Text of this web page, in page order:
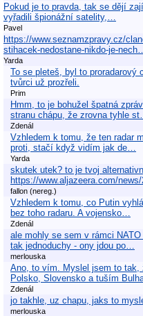
Pokud je to pravda, tak se dějí
vyřadili špionážní satelity,…
Pavel
https://www.seznamzpravy.cz/
stihacek-nedostane-nikdo-je-nech…
Yarda
To se pleteš, byl to proradarový
tvůrci už prozřeli.
Prim
Hmm, to je bohužel špatná
stranu chápu, že zrovna tyhle st…
Zdenál
Vzhledem k tomu, že ten radar
proti, stačí když vidím jak de…
Yarda
skutek utek? to je tvoj
https://www.aljazeera.com/
fallon (nereg.)
Vzhledem k tomu, co Putin
bez toho radaru. A vojensko…
Zdenál
ale mohly se sem v rámci
tak jednoduchy - ony jdou po…
merlouska
Ano, to vím. Myslel jsem to
Polsko, Slovensko a tuším
Zdenál
jo takhle, uz chapu, jaks to
merlouska